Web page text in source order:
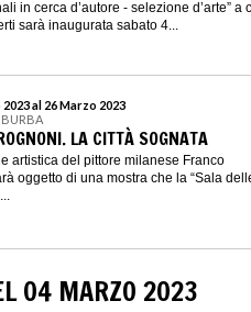
in cerca d’autore - selezione d’arte” a
sarà inaugurata sabato 4...
al 26 Marzo 2023
BURBA
LA CITTÀ SOGNATA
artistica del pittore milanese Franco
oggetto di una mostra che la “Sala
04 MARZO 2023